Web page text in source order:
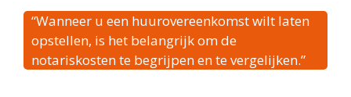
“Wanneer u een huurovereenkomst wilt laten
opstellen, is het belangrijk om de
notariskosten te begrijpen en te vergelijken.”